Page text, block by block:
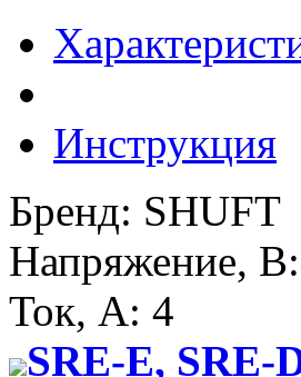
Инструкция
Бренд: SHUFT
Напряжение, В:
Ток, А: 4
SRE-E, SRE-